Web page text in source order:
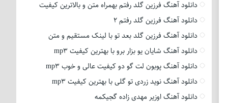
دانلود آهنگ فرزین گلد رفتم بهمراه متن و بالاترین کیفیت
دانلود آهنگ فرزین گلد رفتم 2
دانلود آهنگ فرزین گلد بعد تو با لینک مستقیم و متن
دانلود آهنگ شایان یو بزار برو با بهترین کیفیت mp3
دانلود آهنگ پوبون لت گو دو کیفیت عالی و خوب mp3
دانلود آهنگ نوید زردی تو گلی با بهترین کیفیت mp3
دانلود آهنگ اوزیر مهدی زاده گجیکمه